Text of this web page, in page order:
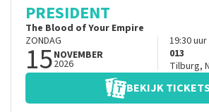
PRESIDENT
The Blood of Your Empire
ZONDAG
15NOVEMBER
2026
19:30uur
013
Tilburg,
BEKIJK